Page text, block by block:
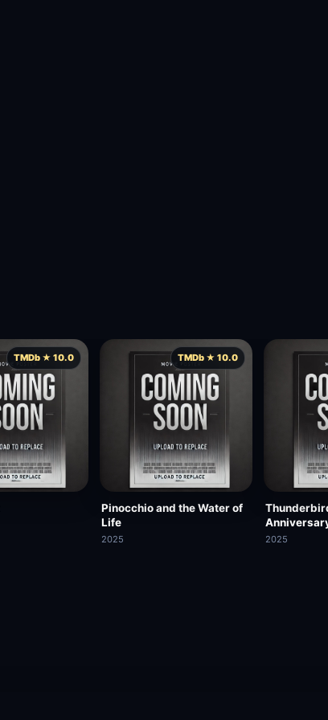
TMDb ★ 10.0 TMDb ★ 10.0
Pinocchio and the Water of
Life
2025
Trapped in
2025